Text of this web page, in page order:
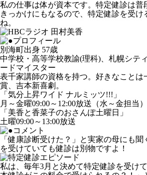
私の仕事は体が資本です。特定健診は普
きっかけにもなるので、特定健診を受け
ね。
別海町出身 57歳
中学校・高等学校教諭(理科)、札幌シテ
ードマイスター
表千家講師の資格を持つ。好きなことは
賞、吉本新喜劇。
「気分上昇ワイド ナルミッツ!!!」
月～金曜09:00～12:00放送（水～金担当）
「美香と香菜子のおさんぽ土曜日」
土曜09:00～13:00放送
「健康診断受けた？」と実家の母にも
を受けていても健診は別物ですよ！
私は、毎年3月と決めて特定健診を受け